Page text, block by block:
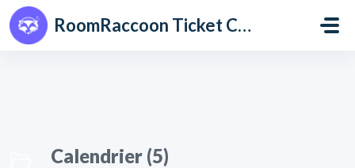
Passer au contenu principal
RoomRaccoon Ticket Centre
Calendrier (5)